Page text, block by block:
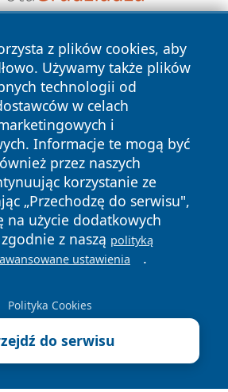
z plików cookies, aby
Używamy także plików
technologii od
w celach
i
Informacje te mogą być
przez naszych
korzystanie ze
„Przechodzę do serwisu",
na użycie dodatkowych
z naszą polityką
ustawienia .
Polityka Cookies
do serwisu
Wszystkie prawa
Polityka
Cookies